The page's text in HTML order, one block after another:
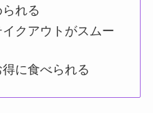
れる
クアウトがスムー
に食べられる